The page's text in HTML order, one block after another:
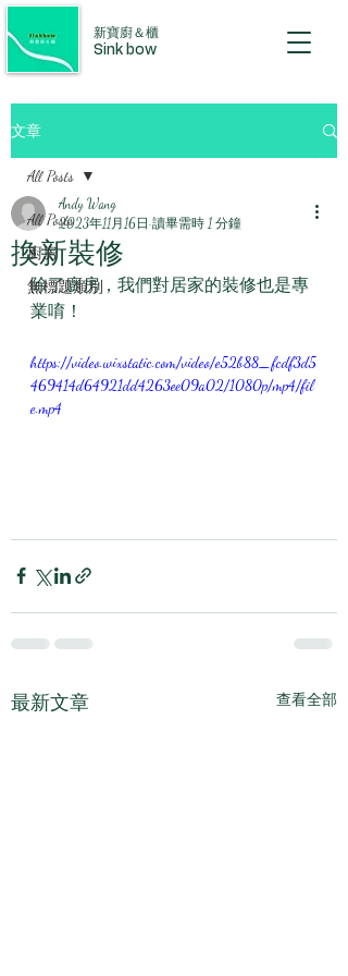
新寶廚＆櫃
Sink bow
文章
All Posts
廚房
無標題類別
All Posts
換新裝修
Andy Wang
2023年11月16日 讀畢需時 1 分鐘
除了廚房，我們對居家的裝修也是專
業唷！
https://video.wixstatic.com/video/e52b88_fcdf3d5
469414d64921dd4263ee09a02/1080p/mp4/fil
e.mp4
最新文章 查看全部